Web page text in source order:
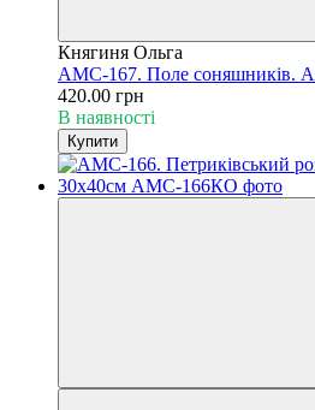
Княгиня Ольга
АМС-167. Поле соняшників.
420.00 грн
В наявності
Купити